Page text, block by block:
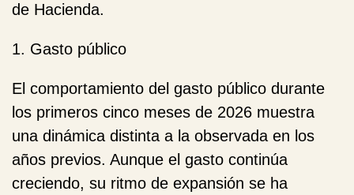
de Hacienda.
1. Gasto público
El comportamiento del gasto público durante
los primeros cinco meses de 2026 muestra
una dinámica distinta a la observada en los
años previos. Aunque el gasto continúa
creciendo, su ritmo de expansión se ha